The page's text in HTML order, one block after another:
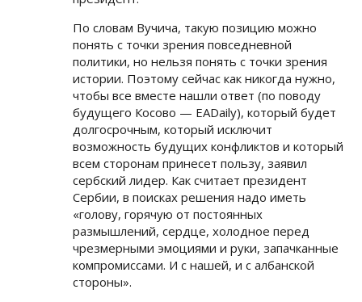
По словам Вучича, такую позицию можно
понять с точки зрения повседневной
политики, но нельзя понять с точки зрения
истории. Поэтому сейчас как никогда нужно,
чтобы все вместе нашли ответ (по поводу
будущего Косово — EADaily), который будет
долгосрочным, который исключит
возможность будущих конфликтов и который
всем сторонам принесет пользу, заявил
сербский лидер. Как считает президент
Сербии, в поисках решения надо иметь
«голову, горячую от постоянных
размышлений, сердце, холодное перед
чрезмерными эмоциями и руки, запачканные
компромиссами. И с нашей, и с албанской
стороны».